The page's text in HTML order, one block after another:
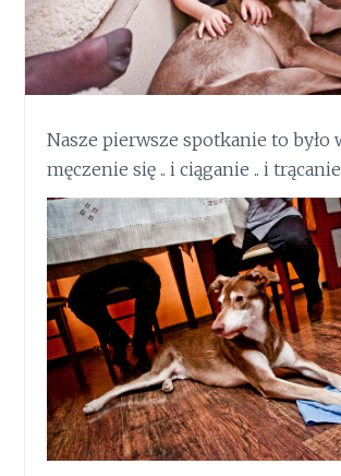
Nasze pierwsze spotkanie to było
męczenie się .. i ciąganie .. i trącanie